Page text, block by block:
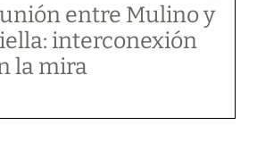
entre Mulino y
interconexión
la mira